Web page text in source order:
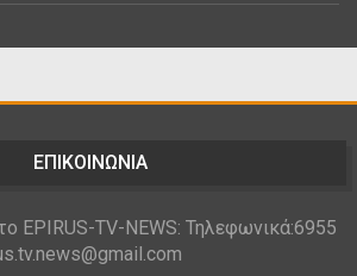
ΕΠΙΚΟΙΝΩΝΙΑ
EPIRUS-TV-NEWS: Τηλεφωνικά:6955